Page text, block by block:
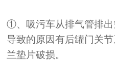
①、 吸污车从排气管排
导致的原因有后罐门关
兰垫片破损。